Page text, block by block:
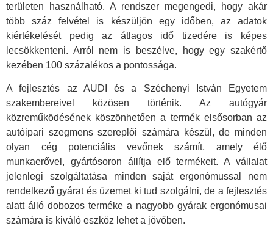
területen használható. A rendszer megengedi, hogy akár
több száz felvétel is készüljön egy időben, az adatok
kiértékelését pedig az átlagos idő tizedére is képes
lecsökkenteni. Arról nem is beszélve, hogy egy szakértő
kezében 100 százalékos a pontossága.
A fejlesztés az AUDI és a Széchenyi István Egyetem
szakembereivel közösen történik. Az autógyár
közreműködésének köszönhetően a termék elsősorban az
autóipari szegmens szereplői számára készül, de minden
olyan cég potenciális vevőnek számít, amely élő
munkaerővel, gyártósoron állítja elő termékeit. A vállalat
jelenlegi szolgáltatása minden saját ergonómussal nem
rendelkező gyárat és üzemet ki tud szolgálni, de a fejlesztés
alatt álló dobozos terméke a nagyobb gyárak ergonómusai
számára is kiváló eszköz lehet a jövőben.